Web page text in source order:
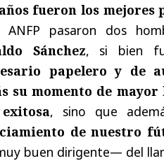
fueron los
pasaron dos
Sánchez, si bien
papelero y de
su momento de
, sino que
de nuestro
buen dirigente— del